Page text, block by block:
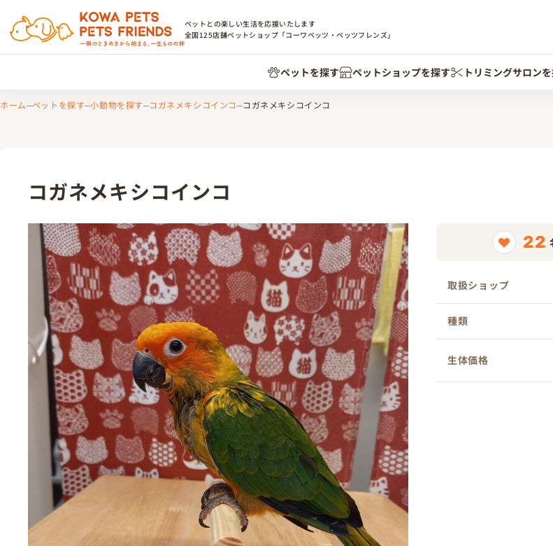
ペットとの楽しい生活を応援いたします
全国125店舗ペットショップ「コーワペッツ・ペッツフレンズ」
ペットを探す ペットショップを探す トリミングサロン
ホーム ペットを探す 小動物を探す コガネメキシコインコ コガネメキシコインコ
コガネメキシコインコ
22
取扱ショップ
種類
生体価格